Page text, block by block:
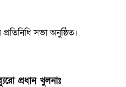
সভা অনুষ্ঠিত।
প্রধান খুলনাঃ